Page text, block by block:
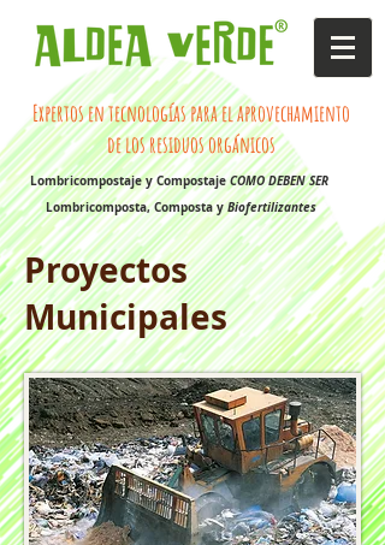
Expertos en tecnologías para el aprovechamiento
de los residuos orgánicos
Lombricompostaje y CompostajeCOMO DEBEN SER
Lombricomposta, Composta yBiofertilizantes
Proyectos
Municipales